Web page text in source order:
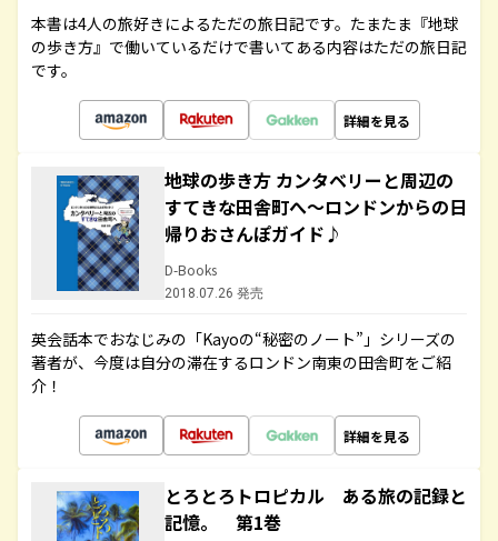
本書は4人の旅好きによるただの旅日記です。たまたま『地球
の歩き方』で働いているだけで書いてある内容はただの旅日記
です。
詳細を見る
地球の歩き方 カンタベリーと周辺の
すてきな田舎町へ～ロンドンからの日
帰りおさんぽガイド♪
D-Books
2018.07.26 発売
英会話本でおなじみの「Kayoの“秘密のノート”」シリーズの
著者が、今度は自分の滞在するロンドン南東の田舎町をご紹
介！
詳細を見る
とろとろトロピカル ある旅の記録と
記憶。 第1巻